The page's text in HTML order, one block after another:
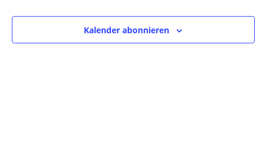
Kalender abonnieren